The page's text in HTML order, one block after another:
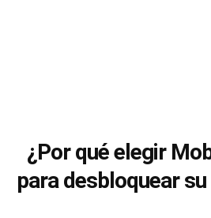
¿Por qué elegir
para desbloquear